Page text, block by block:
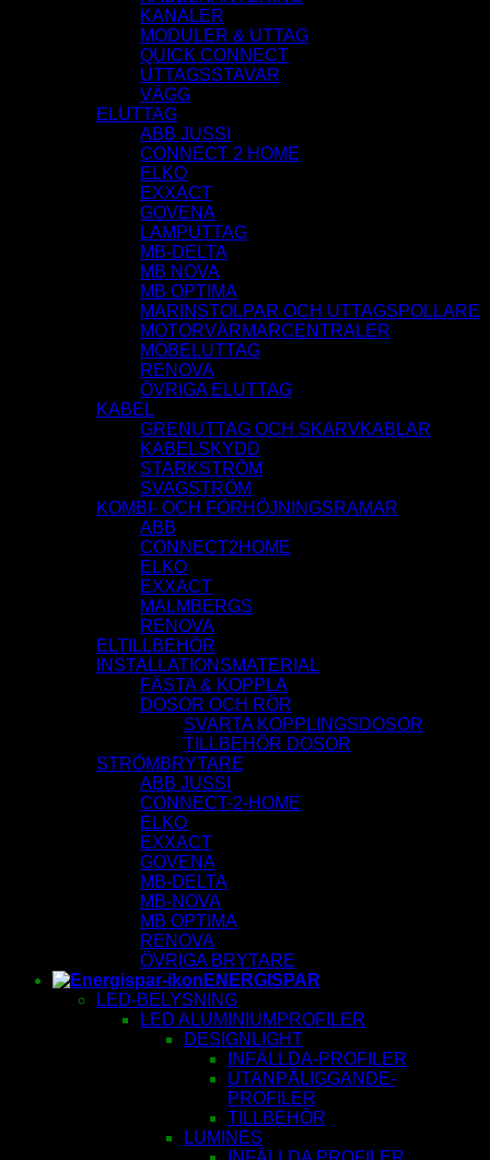
KANALER
MODULER & UTTAG
QUICK CONNECT
UTTAGSSTAVAR
VÄGG
ELUTTAG
ABB JUSSI
CONNECT 2 HOME
ELKO
EXXACT
GOVENA
LAMPUTTAG
MB-DELTA
MB NOVA
MB OPTIMA
MARINSTOLPAR OCH UTTAGSPOLLARE
MOTORVÄRMARCENTRALER
MÖBELUTTAG
RENOVA
ÖVRIGA ELUTTAG
KABEL
GRENUTTAG OCH SKARVKABLAR
KABELSKYDD
STARKSTRÖM
SVAGSTRÖM
KOMBI- OCH FÖRHÖJNINGSRAMAR
ABB
CONNECT2HOME
ELKO
EXXACT
MALMBERGS
RENOVA
ELTILLBEHÖR
INSTALLATIONSMATERIAL
FÄSTA & KOPPLA
DOSOR OCH RÖR
SVARTA KOPPLINGSDOSOR
TILLBEHÖR DOSOR
STRÖMBRYTARE
ABB JUSSI
CONNECT-2-HOME
ELKO
EXXACT
GOVENA
MB-DELTA
MB-NOVA
MB OPTIMA
RENOVA
ÖVRIGA BRYTARE
ENERGISPAR
LED-BELYSNING
LED ALUMINIUMPROFILER
DESIGNLIGHT
INFÄLLDA-PROFILER
UTANPÅLIGGANDE-
PROFILER
TILLBEHÖR
LUMINES